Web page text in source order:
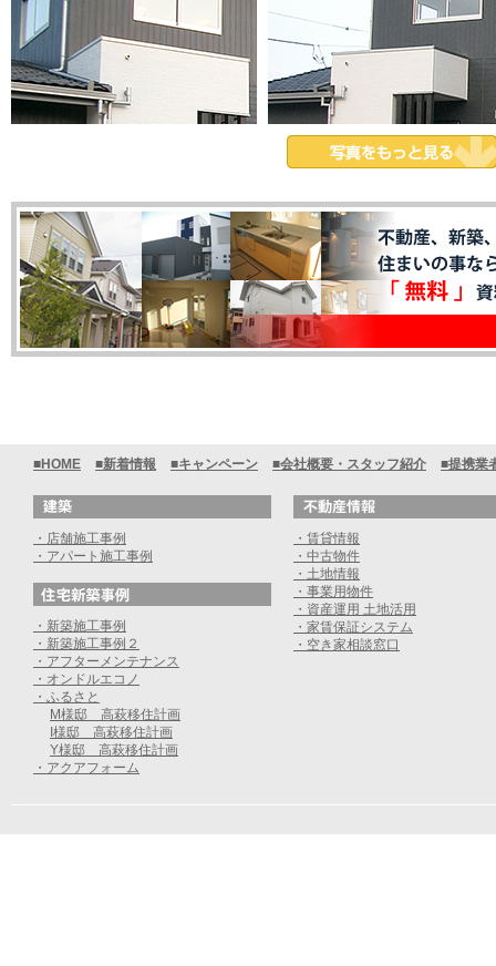
■HOME ■新着情報 ■キャンペーン ■会社概要・スタッフ紹介 ■提携業
・店舗施工事例
・アパート施工事例
・新築施工事例
・新築施工事例２
・アフターメンテナンス
・オンドルエコノ
・ふるさと
M様邸 高萩移住計画
I様邸 高萩移住計画
Y様邸 高萩移住計画
・アクアフォーム
・賃貸情報
・中古物件
・土地情報
・事業用物件
・資産運用 土地活用
・家賃保証システム
・空き家相談窓口